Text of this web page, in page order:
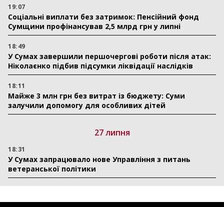
19:07
Соціальні виплати без затримок: Пенсійний фонд
Сумщини профінансував 2,5 млрд грн у липні
18:49
У Сумах завершили першочергові роботи після атак:
Ніколаєнко підбив підсумки ліквідації наслідків
18:11
Майже 3 млн грн без витрат із бюджету: Суми
залучили допомогу для особливих дітей
27 липня
18:31
У Сумах запрацювало нове Управління з питань
ветеранської політики